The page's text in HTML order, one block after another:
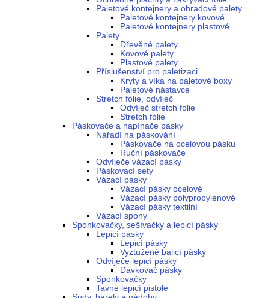
Paletové kontejnery a ohradové palety
Paletové kontejnery kovové
Paletové kontejnery plastové
Palety
Dřevěné palety
Kovové palety
Plastové palety
Příslušenství pro paletizaci
Kryty a víka na paletové boxy
Paletové nástavce
Stretch fólie, odvíječ
Odvíječ stretch folie
Stretch fólie
Páskovače a napínače pásky
Nářadí na páskování
Páskovače na ocelovou pásku
Ruční páskovače
Odvíječe vázací pásky
Páskovací sety
Vázací pásky
Vázací pásky ocelové
Vázací pásky polypropylenové
Vázací pásky textilní
Vázací spony
Sponkovačky, sešívačky a lepicí pásky
Lepicí pásky
Lepicí pásky
Vyztužené balicí pásky
Odvíječe lepicí pásky
Dávkovač pásky
Sponkovačky
Tavné lepicí pistole